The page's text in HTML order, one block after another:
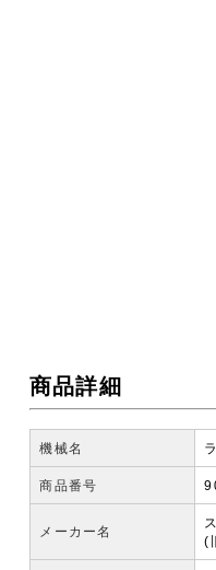
商品詳細
機械名
商品番号
メーカー名
(